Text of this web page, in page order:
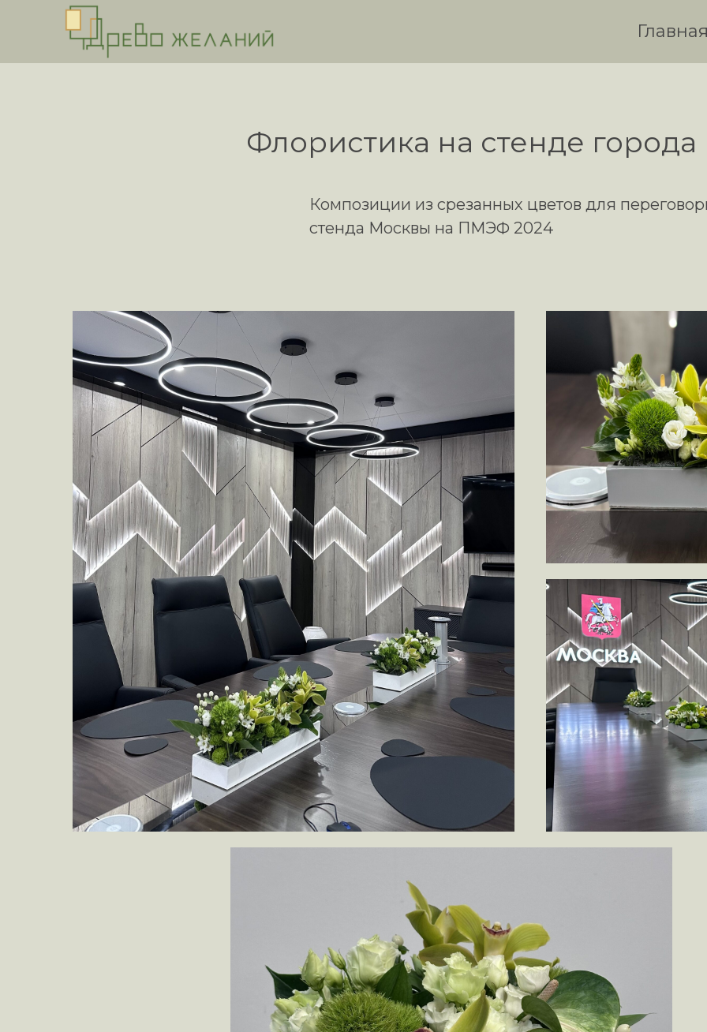
Флористика на стенде
Композиции из срезанных цветов для
стенда Москвы на ПМЭФ 2024